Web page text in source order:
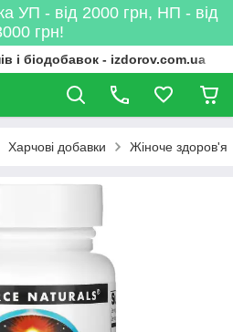
УП - від 2000 грн, НП - від
грн!
і біодобавок - izdorov.com.ua
Харчові добавки Жіноче здоров'я